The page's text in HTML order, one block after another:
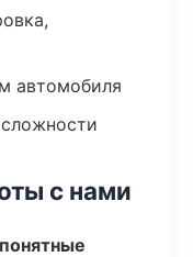
автомобиля
с нами